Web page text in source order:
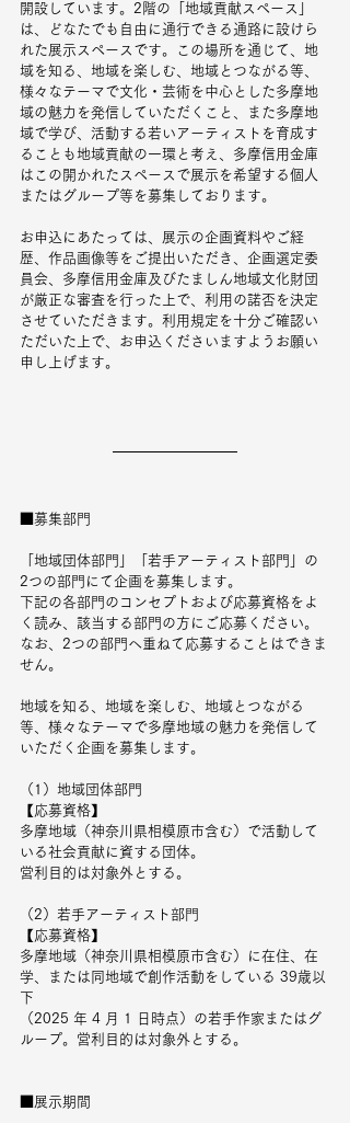
開設しています。2階の「地域貢献スペース」
は、どなたでも自由に通行できる通路に設けら
れた展示スペースです。この場所を通じて、地
域を知る、地域を楽しむ、地域とつながる等、
様々なテーマで文化・芸術を中心とした多摩地
域の魅力を発信していただくこと、また多摩地
域で学び、活動する若いアーティストを育成す
ることも地域貢献の一環と考え、多摩信用金庫
はこの開かれたスペースで展示を希望する個人
またはグループ等を募集しております。
お申込にあたっては、展示の企画資料やご経
歴、作品画像等をご提出いただき、企画選定委
員会、多摩信用金庫及びたましん地域文化財団
が厳正な審査を行った上で、利用の諾否を決定
させていただきます。利用規定を十分ご確認い
ただいた上で、お申込くださいますようお願い
申し上げます。
■募集部門
「地域団体部門」「若手アーティスト部門」の
2つの部門にて企画を募集します。
下記の各部門のコンセプトおよび応募資格をよ
く読み、該当する部門の方にご応募ください。
なお、2つの部門へ重ねて応募することはできま
せん。
地域を知る、地域を楽しむ、地域とつながる
等、様々なテーマで多摩地域の魅力を発信して
いただく企画を募集します。
（1）地域団体部門
【応募資格】
多摩地域（神奈川県相模原市含む）で活動して
いる社会貢献に資する団体。
営利目的は対象外とする。
（2）若手アーティスト部門
【応募資格】
多摩地域（神奈川県相模原市含む）に在住、在
学、または同地域で創作活動をしている 39歳以
下
（2025 年 4 月 1 日時点）の若手作家またはグ
ループ。営利目的は対象外とする。
■展示期間